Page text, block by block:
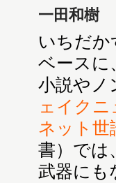
一田和樹
いちだか
ベースに
小説やノ
ェイク
ネット
書）では
武器にも